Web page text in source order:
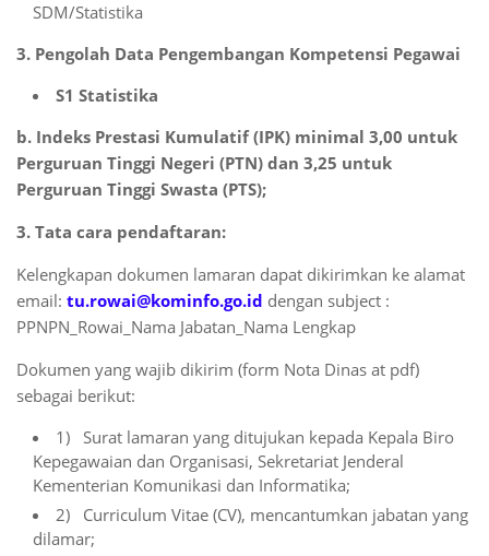
SDM/Statistika
3. Pengolah Data Pengembangan Kompetensi Pegawai
S1 Statistika
b. Indeks Prestasi Kumulatif (IPK) minimal 3,00 untuk
Perguruan Tinggi Negeri (PTN) dan 3,25 untuk
Perguruan Tinggi Swasta (PTS);
3. Tata cara pendaftaran:
Kelengkapan dokumen lamaran dapat dikirimkan ke alamat
email: tu.rowai@kominfo.go.id dengan subject :
PPNPN_Rowai_Nama Jabatan_Nama Lengkap
Dokumen yang wajib dikirim (form Nota Dinas at pdf)
sebagai berikut:
1) Surat lamaran yang ditujukan kepada Kepala Biro
Kepegawaian dan Organisasi, Sekretariat Jenderal
Kementerian Komunikasi dan Informatika;
2) Curriculum Vitae (CV), mencantumkan jabatan yang
dilamar;